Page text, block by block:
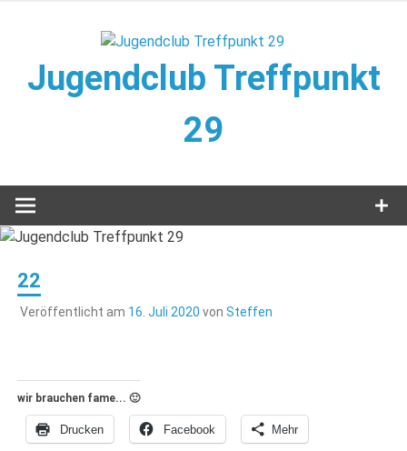
Jugendclub Treffpunkt
29
22
Veröffentlicht am 16. Juli 2020 von Steffen
wir brauchen fame... 🙂
Drucken Facebook Mehr